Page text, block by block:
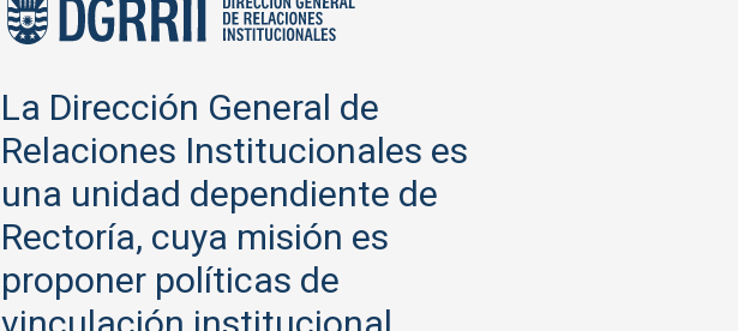
La Dirección General de
Relaciones Institucionales es
una unidad dependiente de
Rectoría, cuya misión es
proponer políticas de